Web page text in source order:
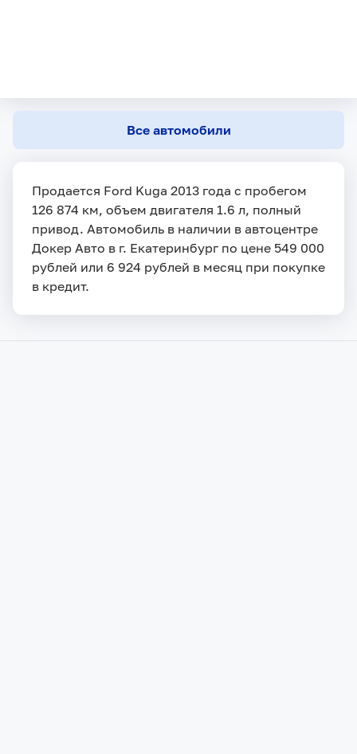
Все автомобили
Продается Ford Kuga 2013 года с пробегом
126 874 км, объем двигателя 1.6 л, полный
привод. Автомобиль в наличии в автоцентре
Докер Авто в г. Екатеринбург по цене 549 000
рублей или 6 924 рублей в месяц при покупке
в кредит.